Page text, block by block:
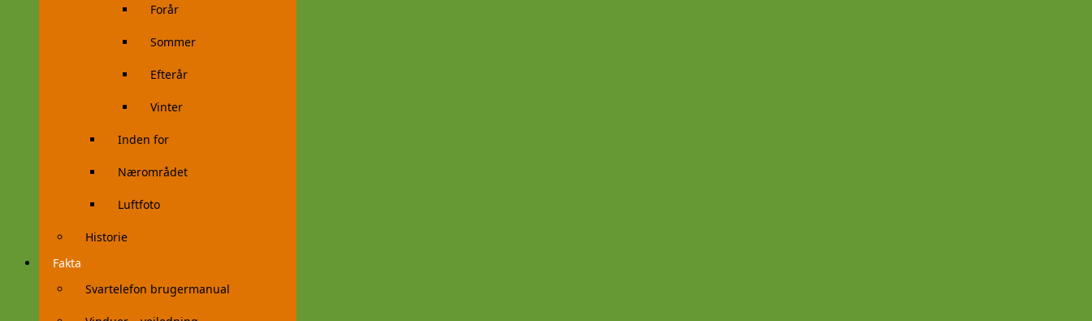
Forår
Sommer
Efterår
Vinter
Inden for
Nærområdet
Luftfoto
Historie
Fakta
Svartelefon brugermanual